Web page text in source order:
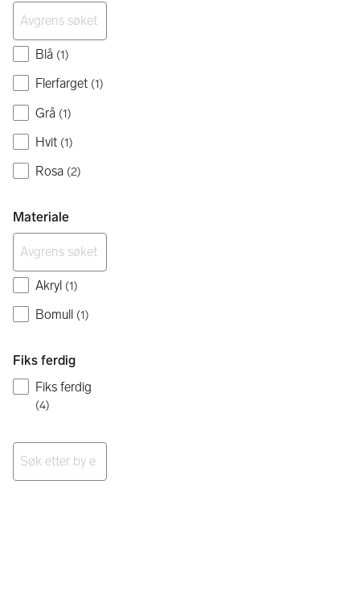
Blå (1)
Flerfarget (1)
Grå (1)
Hvit (1)
Rosa (2)
Materiale
Akryl (1)
Bomull (1)
Fiks ferdig
Fiks ferdig
(4)